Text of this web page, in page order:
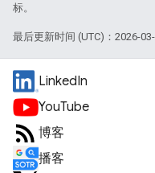
标。
最后更新时间 (UTC)：2026-03-
LinkedIn
YouTube
博客
播客